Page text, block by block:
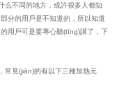
不同的地方，或許很多人都知
分的用戶是不知道的，所以知道
用戶可是要專心聽(tīng)講了，下
常見(jiàn)的有以下三種加熱元